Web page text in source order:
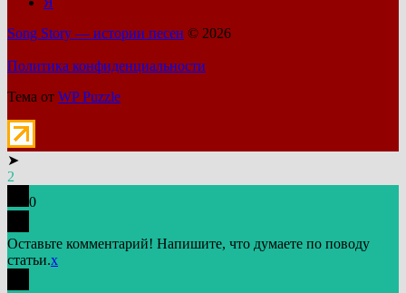
Song Story — истории песен © 2026
Политика конфиденциальности
Тема от WP Puzzle
➤
2
0
Оставьте комментарий! Напишите, что думаете по поводу
статьи.x